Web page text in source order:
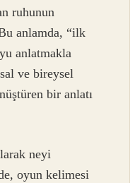
ruhunun
anlamda, “ilk
anlatmakla
ve bireysel
bir anlatı
neyi
oyun kelimesi